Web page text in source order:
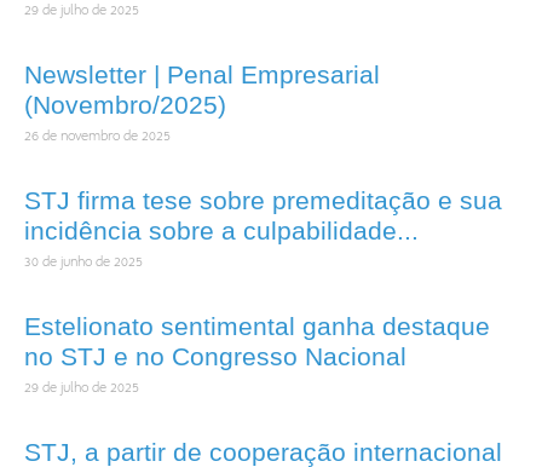
29 de julho de 2025
Newsletter | Penal Empresarial
(Novembro/2025)
26 de novembro de 2025
STJ firma tese sobre premeditação e sua
incidência sobre a culpabilidade...
30 de junho de 2025
Estelionato sentimental ganha destaque
no STJ e no Congresso Nacional
29 de julho de 2025
STJ, a partir de cooperação internacional